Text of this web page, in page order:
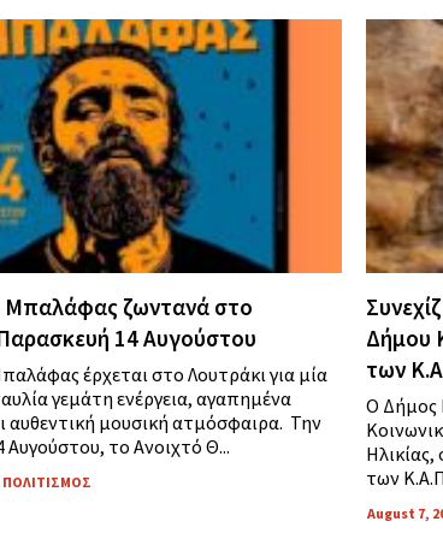
Μπαλάφας ζωντανά στο
14 Αυγούστου
έρχεται στο Λουτράκι για μία
γεμάτη ενέργεια, αγαπημένα
αυθεντική μουσική ατμόσφαιρα. Την
το Ανοιχτό Θ...
ΠΟΛΙΤΙΣΜΟΣ
Δήμου
των
Ο Δήμος
των
August 7,